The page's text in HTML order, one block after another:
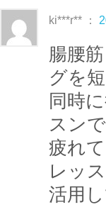
全身のトレ
立位・椅子
ながら
毎日少しず
づくりをし
『サルコペ
ギリシア語
ki***r** ：
腸腰
グを
同時
スンで
疲れ
レッ
活用